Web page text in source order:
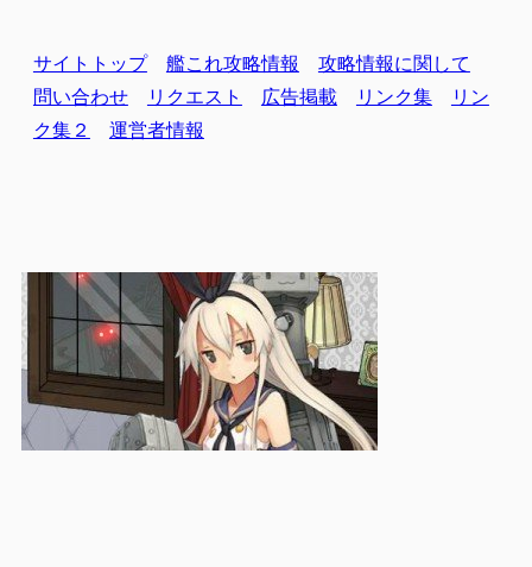
サイトトップ 艦これ攻略情報
攻略情報に関して
問い合わせ
リクエスト 広告掲載 リンク集
リン
ク集２
運営者情報